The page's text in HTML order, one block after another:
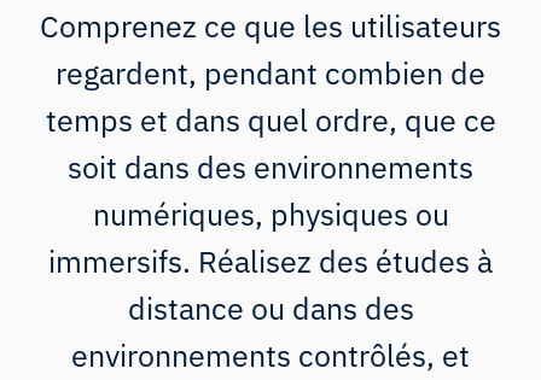
Comprenez ce que les utilisateurs
regardent, pendant combien de
temps et dans quel ordre, que ce
soit dans des environnements
numériques, physiques ou
immersifs. Réalisez des études à
distance ou dans des
environnements contrôlés, et